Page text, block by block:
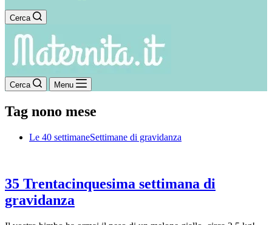
Cerca
Cerca Menu
Tag nono mese
Le 40 settimaneSettimane di gravidanza
35 Trentacinquesima settimana di
gravidanza